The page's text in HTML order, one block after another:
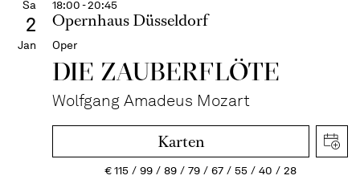
Sa
2
Jan
18:00 - 20:45
Opernhaus Düsseldorf
Oper
DIE ZAUBER­FLÖTE
Wolfgang Amadeus Mozart
Karten
€115 99 89 79 67 55 40 28